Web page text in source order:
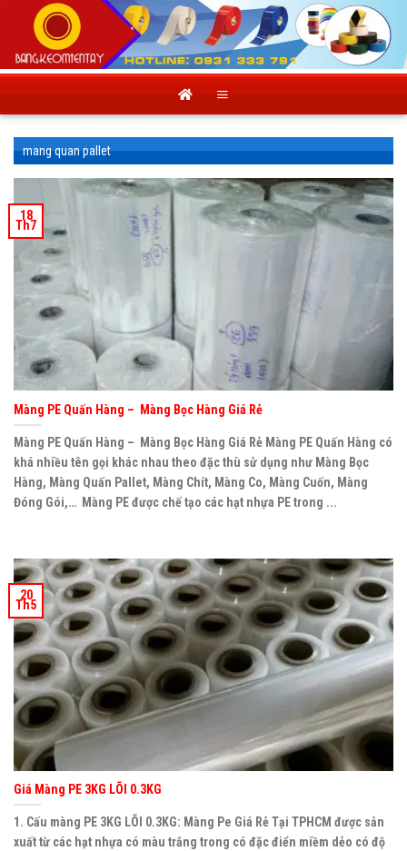
content
mang quan pallet
Màng PE Quấn Hàng – Màng Bọc Hàng Giá Rẻ
Màng PE Quấn Hàng – Màng Bọc Hàng Giá Rẻ Màng PE Quấn Hàng có
khá nhiều tên gọi khác nhau theo đặc thù sử dụng như Màng Bọc
Hàng, Màng Quấn Pallet, Màng Chít, Màng Co, Màng Cuốn, Màng
Đóng Gói,… Màng PE được chế tạo các hạt nhựa PE trong ...
18
Th7
Giá Màng PE 3KG LÕI 0.3KG
1. Cấu màng PE 3KG LÕI 0.3KG: Màng Pe Giá Rẻ Tại TPHCM được sản
xuất từ các hạt nhựa có màu trắng trong có đặc điển miềm dẻo có độ
20
Th5